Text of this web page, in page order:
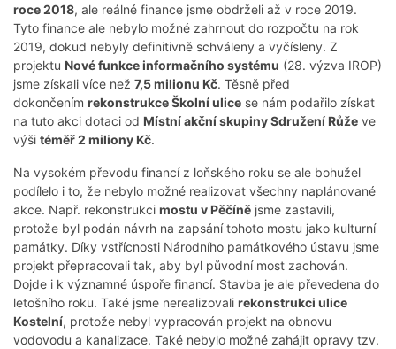
roce 2018, ale reálné finance jsme obdrželi až v roce 2019.
Tyto finance ale nebylo možné zahrnout do rozpočtu na rok
2019, dokud nebyly definitivně schváleny a vyčísleny. Z
projektu Nové funkce informačního systému (28. výzva IROP)
jsme získali více než 7,5 milionu Kč. Těsně před
dokončením rekonstrukce Školní ulice se nám podařilo získat
na tuto akci dotaci od Místní akční skupiny Sdružení Růže ve
výši téměř 2 miliony Kč.
Na vysokém převodu financí z loňského roku se ale bohužel
podílelo i to, že nebylo možné realizovat všechny naplánované
akce. Např. rekonstrukci mostu v Pěčíně jsme zastavili,
protože byl podán návrh na zapsání tohoto mostu jako kulturní
památky. Díky vstřícnosti Národního památkového ústavu jsme
projekt přepracovali tak, aby byl původní most zachován.
Dojde i k významné úspoře financí. Stavba je ale převedena do
letošního roku. Také jsme nerealizovali rekonstrukci ulice
Kostelní, protože nebyl vypracován projekt na obnovu
vodovodu a kanalizace. Také nebylo možné zahájit opravy tzv.